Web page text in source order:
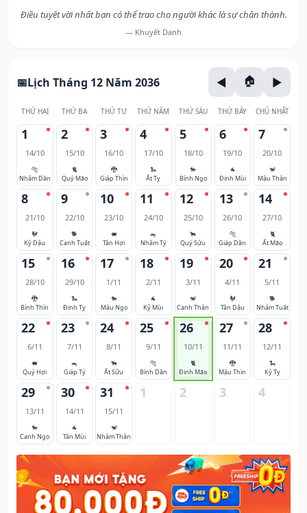
Điều tuyệt vời nhất bạn có thể trao cho người khác là sự chân thành.
— Khuyết Danh
Lịch Tháng 12 Năm 2036
THỨ HAI THỨ BA THỨ TƯ THỨ NĂM THỨ SÁU THỨ BẢY CHỦ NHẬT
1
14/10
🐅
Nhâm Dần
2
15/10
🐈
Quý Mão
3
16/10
🐉
Giáp Thìn
4
17/10
🐍
Ất Tỵ
5
18/10
🐎
Bính Ngọ
6
19/10
🐐
Đinh Mùi
7
20/10
🐒
Mậu Thân
8
21/10
🐓
Kỷ Dậu
9
22/10
🐕
Canh Tuất
10
23/10
🐖
Tân Hợi
11
24/10
🐀
Nhâm Tý
12
25/10
🐂
Quý Sửu
13
26/10
🐅
Giáp Dần
14
27/10
🐈
Ất Mão
15
28/10
🐉
Bính Thìn
16
29/10
🐍
Đinh Tỵ
17
1/11
🐎
Mậu Ngọ
18
2/11
🐐
Kỷ Mùi
19
3/11
🐒
Canh Thân
20
4/11
🐓
Tân Dậu
21
5/11
🐕
Nhâm Tuất
22
6/11
🐖
Quý Hợi
23
7/11
🐀
Giáp Tý
24
8/11
🐂
Ất Sửu
25
9/11
🐅
Bính Dần
26
10/11
🐈
Đinh Mão
27
11/11
🐉
Mậu Thìn
28
12/11
🐍
Kỷ Tỵ
29
13/11
🐎
Canh Ngọ
30
14/11
🐐
Tân Mùi
31
15/11
🐒
Nhâm Thân
1 2 3 4